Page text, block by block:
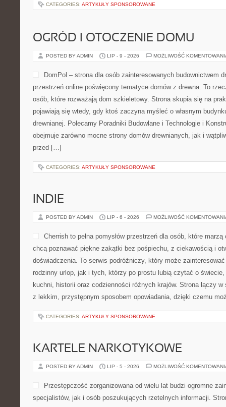
CATEGORIES: ARTYKUŁY SPONSOROWANE
OGRÓD I OTOCZENIE DOMU
POSTED BY ADMIN LIP - 9 - 2026 MOŻLIWOŚĆ
DomPol – strona dla osób zainteresowanych budownictwem
przestrzeń online poświęcony tematyce domów z drewna. To
osób, które rozważają dom szkieletowy. Strona skupia się na
pojawiają się wtedy, gdy ktoś zaczyna myśleć o własnym
drewnianej. Polecamy Poradniki Budowlane i Technologie i
obejmuje zarówno mocne strony domów drewnianych, jak i
przed […]
CATEGORIES: ARTYKUŁY SPONSOROWANE
INDIE
POSTED BY ADMIN LIP - 6 - 2026 MOŻLIWOŚĆ
Cherrish to pełna pomysłów przestrzeń dla osób, które
chcą poznawać piękne zakątki bez pośpiechu, z ciekawością i
doświadczenia. To serwis podróżniczy, który może
rodzinny urlop, jak i tych, którzy po prostu lubią czytać o
kuchni, historii oraz codzienności różnych krajów. Strona łączy
z lekkim, przystępnym sposobem opowiadania, dzięki czemu
CATEGORIES: ARTYKUŁY SPONSOROWANE
KARTELE NARKOTYKOWE
POSTED BY ADMIN LIP - 5 - 2026 MOŻLIWOŚĆ
Przestępczość zorganizowana od wielu lat budzi ogromne
specjalistów, jak i osób poszukujących rzetelnych informacji.